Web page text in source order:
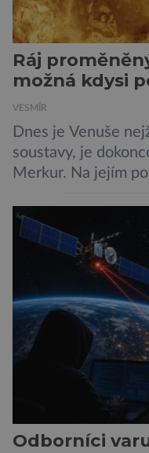
Ráj
možná kdysi
VESMÍR
Dnes je Venuše
soustavy, je
Merkur. Na jejím
hustší než na Zemi
oblaků se snáší
není to prostředí,
chtěl strávit […]
Odborníci